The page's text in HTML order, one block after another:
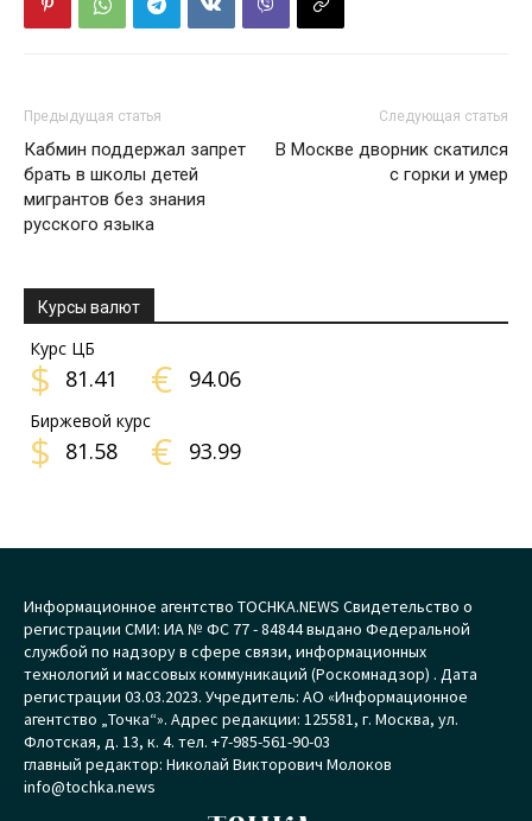
Предыдущая статья
Кабмин поддержал запрет
брать в школы детей
мигрантов без знания
русского языка
Следующая статья
В Москве дворник скатился
с горки и умер
Курсы валют
Курс ЦБ
$ 81.41 € 94.06
Биржевой курс
$ 81.58 € 93.99
Информационное агентство TOCHKA.NEWS Свидетельство о
регистрации СМИ: ИА № ФС 77 - 84844 выдано Федеральной
службой по надзору в сфере связи, информационных
технологий и массовых коммуникаций (Роскомнадзор) . Дата
регистрации 03.03.2023. Учредитель: АО «Информационное
агентство „Точка“». Адрес редакции: 125581, г. Москва, ул.
Флотская, д. 13, к. 4. тел. +7-985-561-90-03
главный редактор: Николай Викторович Молоков
info@tochka.news